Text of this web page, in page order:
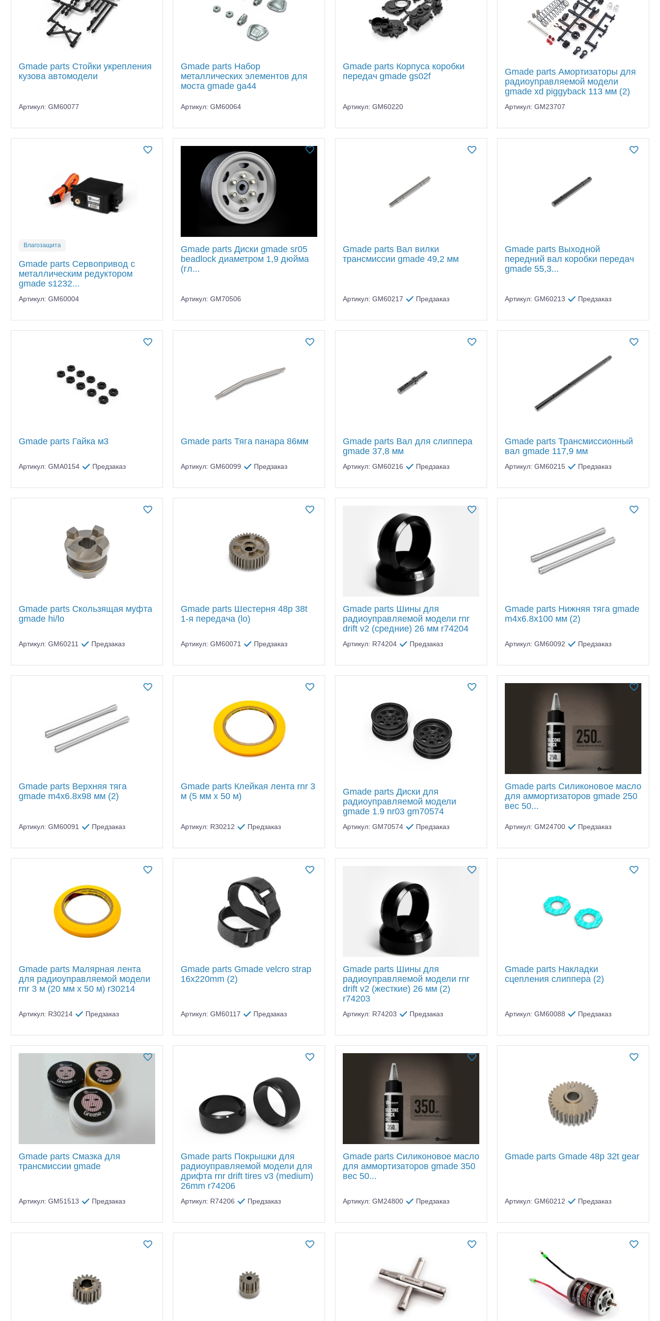
Шоссейки/дрифт/ралли Багги/трагги Монстр-траки ДВС модели
Gmade parts Стойки укрепления
кузова автомодели
Артикул: GM60077
Gmade parts Набор
металлических элементов для
моста gmade ga44
Артикул: GM60064
Gmade parts Корпуса коробки
передач gmade gs02f
Артикул: GM60220
Gmade parts Амортизаторы для
радиоуправляемой модели
gmade xd piggyback 113 мм (2)
Артикул: GM23707
Влагозащита
Gmade parts Сервопривод с
металлическим редуктором
gmade s1232...
Артикул: GM60004
Gmade parts Диски gmade sr05
beadlock диаметром 1,9 дюйма
(гл...
Артикул: GM70506
Gmade parts Вал вилки
трансмиссии gmade 49,2 мм
Артикул: GM60217 Предзаказ
Gmade parts Выходной
передний вал коробки передач
gmade 55,3...
Артикул: GM60213 Предзаказ
Gmade parts Гайка м3
Артикул: GMA0154 Предзаказ
Gmade parts Тяга панара 86мм
Артикул: GM60099 Предзаказ
Gmade parts Вал для слиппера
gmade 37,8 мм
Артикул: GM60216 Предзаказ
Gmade parts Трансмиссионный
вал gmade 117,9 мм
Артикул: GM60215 Предзаказ
Gmade parts Скользящая муфта
gmade hi/lo
Артикул: GM60211 Предзаказ
Gmade parts Шестерня 48p 38t
1-я передача (lo)
Артикул: GM60071 Предзаказ
Gmade parts Шины для
радиоуправляемой модели rnr
drift v2 (средние) 26 мм r74204
Артикул: R74204 Предзаказ
Gmade parts Нижняя тяга gmade
m4x6.8x100 мм (2)
Артикул: GM60092 Предзаказ
Gmade parts Верхняя тяга
gmade m4x6.8x98 мм (2)
Артикул: GM60091 Предзаказ
Gmade parts Клейкая лента rnr 3
м (5 мм x 50 м)
Артикул: R30212 Предзаказ
Gmade parts Диски для
радиоуправляемой модели
gmade 1.9 nr03 gm70574
Артикул: GM70574 Предзаказ
Gmade parts Силиконовое масло
для аммортизаторов gmade 250
вес 50...
Артикул: GM24700 Предзаказ
Gmade parts Малярная лента
для радиоуправляемой модели
rnr 3 м (20 мм x 50 м) r30214
Артикул: R30214 Предзаказ
Gmade parts Gmade velcro strap
16x220mm (2)
Артикул: GM60117 Предзаказ
Gmade parts Шины для
радиоуправляемой модели rnr
drift v2 (жесткие) 26 мм (2)
r74203
Артикул: R74203 Предзаказ
Gmade parts Накладки
сцепления слиппера (2)
Артикул: GM60088 Предзаказ
Gmade parts Смазка для
трансмиссии gmade
Артикул: GM51513 Предзаказ
Gmade parts Покрышки для
радиоуправляемой модели для
дрифта rnr drift tires v3 (medium)
26mm r74206
Артикул: R74206 Предзаказ
Gmade parts Силиконовое масло
для аммортизаторов gmade 350
вес 50...
Артикул: GM24800 Предзаказ
Gmade parts Gmade 48p 32t gear
Артикул: GM60212 Предзаказ